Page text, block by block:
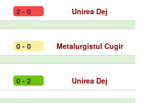
2 - 0 Unirea Dej
0 - 0 Metalurgistul Cugir
0 - 2 Unirea Dej